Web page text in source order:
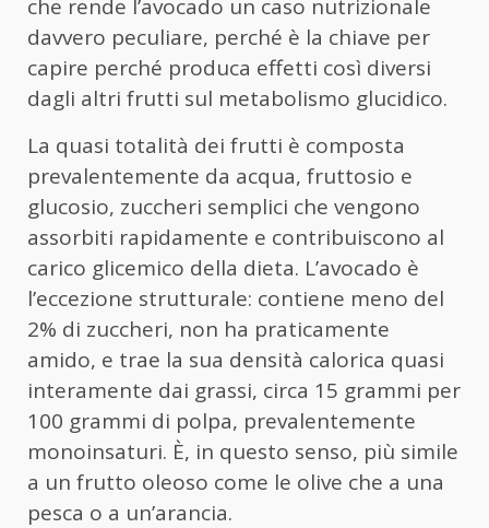
che rende l’avocado un caso nutrizionale
davvero peculiare, perché è la chiave per
capire perché produca effetti così diversi
dagli altri frutti sul metabolismo glucidico.
La quasi totalità dei frutti è composta
prevalentemente da acqua, fruttosio e
glucosio, zuccheri semplici che vengono
assorbiti rapidamente e contribuiscono al
carico glicemico della dieta. L’avocado è
l’eccezione strutturale: contiene meno del
2% di zuccheri, non ha praticamente
amido, e trae la sua densità calorica quasi
interamente dai grassi, circa 15 grammi per
100 grammi di polpa, prevalentemente
monoinsaturi. È, in questo senso, più simile
a un frutto oleoso come le olive che a una
pesca o a un’arancia.